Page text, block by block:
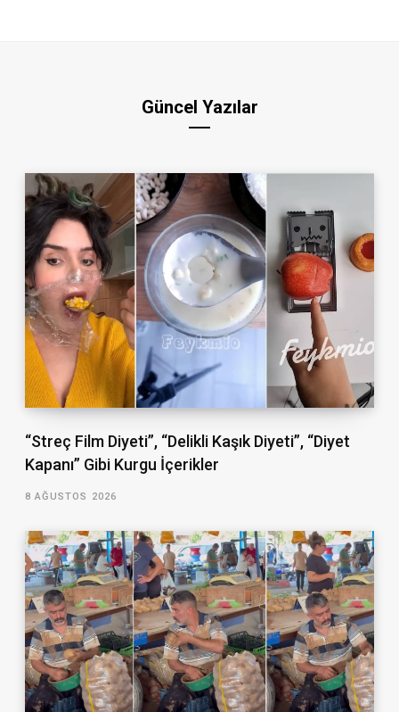
Güncel Yazılar
“Streç Film Diyeti”, “Delikli Kaşık Diyeti”, “Diyet
Kapanı” Gibi Kurgu İçerikler
8 AĞUSTOS 2026